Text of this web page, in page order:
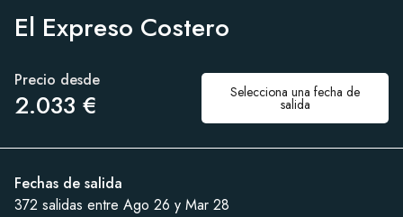
El Expreso Costero
Precio desde
2.033 € Selecciona una fecha de
salida
Fechas de salida
372 salidas entre Ago 26 y Mar 28